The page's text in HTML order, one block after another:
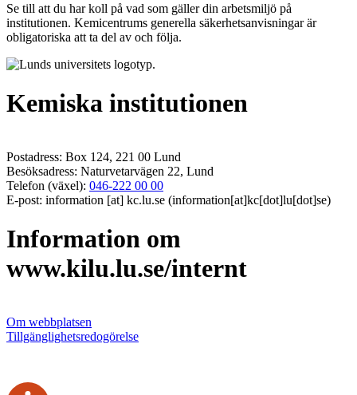
Se till att du har koll på vad som gäller din arbetsmiljö på
institutionen. Kemicentrums generella säkerhetsanvisningar är
obligatoriska att ta del av och följa.
Kemiska institutionen
Postadress: Box 124, 221 00 Lund
Besöksadress: Naturvetarvägen 22, Lund
Telefon (växel): 046-222 00 00
E-post: information [at] kc.lu.se (information[at]kc[dot]lu[dot]se)
Information om
www.kilu.lu.se/internt
Om webbplatsen
Tillgänglighetsredogörelse